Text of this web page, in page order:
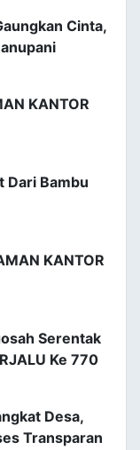
Cinta,
KANTOR
Dari Bambu
KANTOR
Serentak
Ke 770
Desa,
Transparan